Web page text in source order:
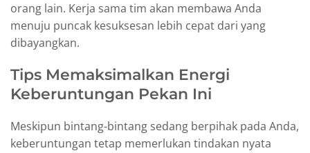
orang lain. Kerja sama tim akan membawa Anda
menuju puncak kesuksesan lebih cepat dari yang
dibayangkan.
Tips Memaksimalkan Energi
Keberuntungan Pekan Ini
Meskipun bintang-bintang sedang berpihak pada Anda,
keberuntungan tetap memerlukan tindakan nyata